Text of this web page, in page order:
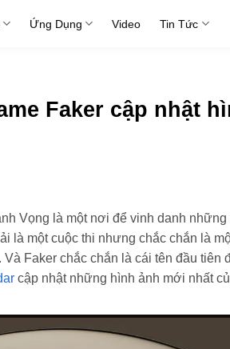
Ứng Dụng Video Tin Tức
Faker cập nhật
Vọng là một nơi để vinh danh
là một cuộc thi nhưng chắc chắn là
Faker chắc chắn là cái tên đầu
cập nhật những hình ảnh mới nhất